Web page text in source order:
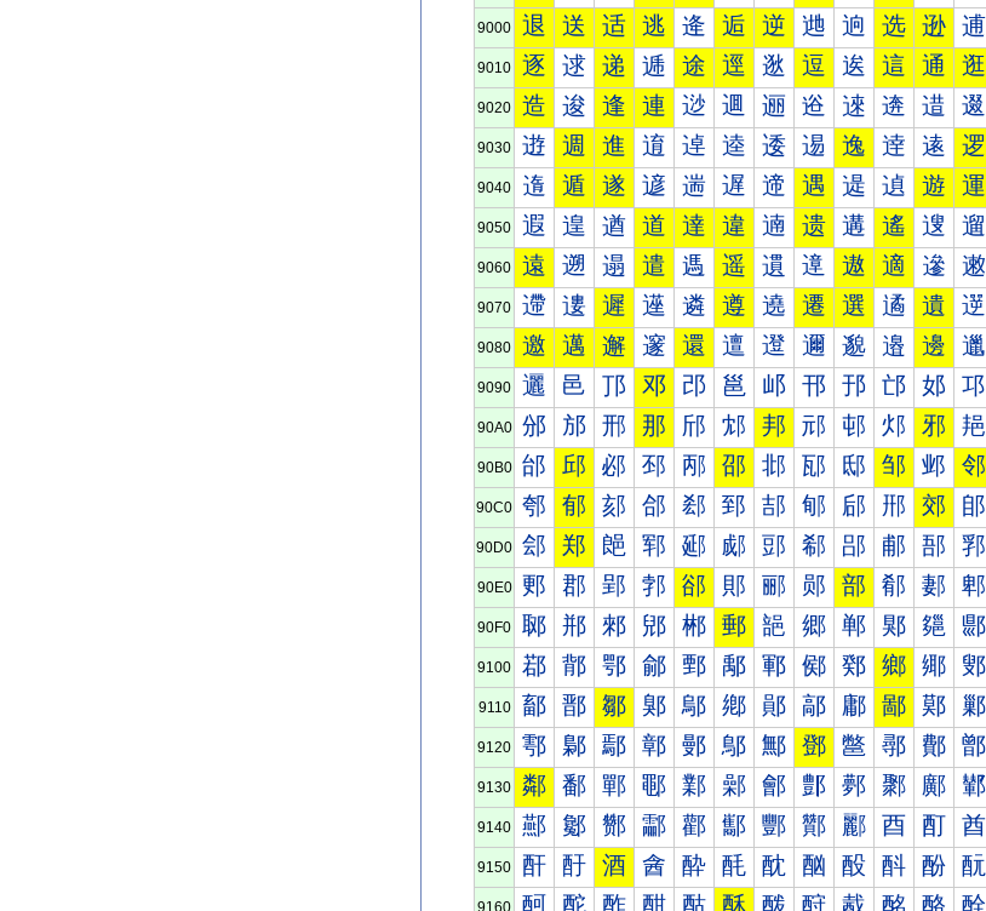
9000 退 送 适 逃 逄 逅 逆 逇 逈 选 逊 逋
9010 逐 逑 递 逓 途 逕 逖 逗 逘 這 通 逛
9020 造 逡 逢 連 逤 逥 逦 逧 逨 逩 逪 逫
9030 逰 週 進 逳 逴 逵 逶 逷 逸 逹 逺 逻
9040 遀 遁 遂 遃 遄 遅 遆 遇 遈 遉 遊 運
9050 遐 遑 遒 道 達 違 遖 遗 遘 遙 遚 遛
9060 遠 遡 遢 遣 遤 遥 遦 遧 遨 適 遪 遫
9070 遰 遱 遲 遳 遴 遵 遶 遷 選 遹 遺 遻
9080 邀 邁 邂 邃 還 邅 邆 邇 邈 邉 邊 邋
9090 邐 邑 邒 邓 邔 邕 邖 邗 邘 邙 邚 邛
90A0 邠 邡 邢 那 邤 邥 邦 邧 邨 邩 邪 邫
90B0 邰 邱 邲 邳 邴 邵 邶 邷 邸 邹 邺 邻
90C0 郀 郁 郂 郃 郄 郅 郆 郇 郈 郉 郊 郋
90D0 郐 郑 郒 郓 郔 郕 郖 郗 郘 郙 郚 郛
90E0 郠 郡 郢 郣 郤 郥 郦 郧 部 郩 郪 郫
90F0 郰 郱 郲 郳 郴 郵 郶 郷 郸 郹 郺 郻
9100 鄀 鄁 鄂 鄃 鄄 鄅 鄆 鄇 鄈 鄉 鄊 鄋
9110 鄐 鄑 鄒 鄓 鄔 鄕 鄖 鄗 鄘 鄙 鄚 鄛
9120 鄠 鄡 鄢 鄣 鄤 鄥 鄦 鄧 鄨 鄩 鄪 鄫
9130 鄰 鄱 鄲 鄳 鄴 鄵 鄶 鄷 鄸 鄹 鄺 鄻
9140 酀 酁 酂 酃 酄 酅 酆 酇 酈 酉 酊 酋
9150 酐 酑 酒 酓 酔 酕 酖 酗 酘 酙 酚 酛
9160 酠 酡 酢 酣 酤 酥 酦 酧 酨 酩 酪 酫